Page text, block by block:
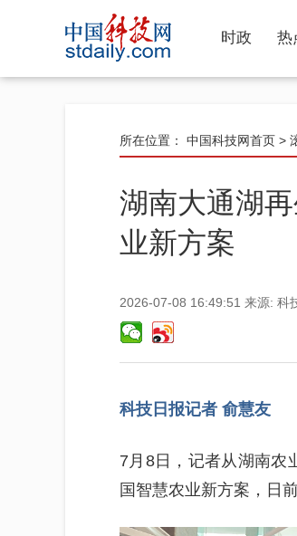
时政 热
所在位置： 中国科技网首页 >
湖南大通湖
业新方案
2026-07-08 16:49:51 来源: 科
科技日报记者 俞慧友
7月8日，记者从湖南农
国智慧农业新方案，日